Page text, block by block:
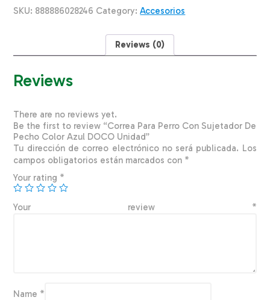
De
quantity
SKU: 888886028246 Category:Accesorios
Reviews (0)
Reviews
There are no reviews yet.
Be the first to review “Correa Para Perro Con Sujetador De
Pecho Color Azul DOCO Unidad”
Tu dirección de correo electrónico no será publicada. Los
campos obligatorios están marcados con *
Your rating *
Your review *
Name *